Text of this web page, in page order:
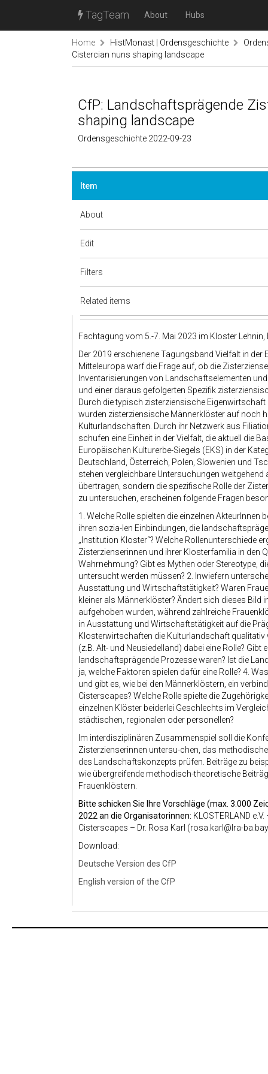
TagTeam About Hubs
Home HistMonast | Ordensgeschichte
Cistercian nuns shaping landscape
CfP: Landschaftsprägende
shaping landscape
Ordensgeschichte 2022-09-23
Item
About
Edit
Filters
Related items
Fachtagung vom 5.-7. Mai 2023 im Kloster Lehnin,
Der 2019 erschienene Tagungsband Vielfalt in
Mitteleuropa warf die Frage auf, ob die
Inventarisierungen von Landschaftselementen
und einer daraus gefolgerten Spezifik
Durch die typisch zisterziensische
wurden zisterziensische Männerklöster auf noch
Kulturlandschaften. Durch ihr Netzwerk aus
schufen eine Einheit in der Vielfalt, die aktuell die
Europäischen Kulturerbe-Siegels (EKS) in der
Deutschland, Österreich, Polen, Slowenien und
stehen vergleichbare Untersuchungen
übertragen, sondern die spezifische Rolle der
zu untersuchen, erscheinen folgende Fragen
1. Welche Rolle spielten die einzelnen
ihren sozia-len Einbindungen, die
„Institution Kloster“? Welche Rollenunterschiede
Zisterzienserinnen und ihrer Klosterfamilia in den
Wahrnehmung? Gibt es Mythen oder Stereotype,
untersucht werden müssen? 2. Inwiefern
Ausstattung und Wirtschaftstätigkeit? Waren
kleiner als Männerklöster? Ändert sich dieses Bild
aufgehoben wurden, während zahlreiche
in Ausstattung und Wirtschaftstätigkeit auf die
Klosterwirtschaften die Kulturlandschaft qualitativ
(z.B. Alt- und Neusiedelland) dabei eine Rolle?
landschaftsprägende Prozesse waren? Ist die
ja, welche Faktoren spielen dafür eine Rolle? 4.
und gibt es, wie bei den Männerklöstern, ein
Cisterscapes? Welche Rolle spielte die
einzelnen Klöster beiderlei Geschlechts im
städtischen, regionalen oder personellen?
Im interdisziplinären Zusammenspiel soll die
Zisterzienserinnen untersu-chen, das
des Landschaftskonzepts prüfen. Beiträge zu
wie übergreifende methodisch-theoretische
Frauenklöstern.
Bitte schicken Sie Ihre Vorschläge (max. 3.000
2022 an die Organisatorinnen: KLOSTERLAND
Cisterscapes – Dr. Rosa Karl (rosa.karl@lra-
Download:
Deutsche Version des CfP
English version of the CfP